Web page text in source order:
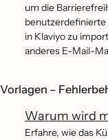
um die
in Klaviyo zu
anderes E-Mail-
Vorlagen –
Warum wird
Erfahre, wie das